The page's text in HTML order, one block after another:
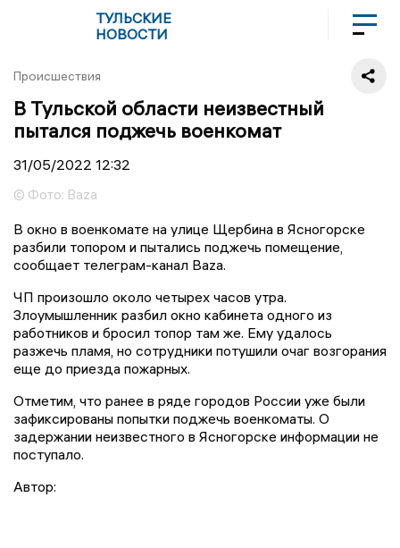
ТУЛЬСКИЕ
НОВОСТИ
Происшествия
В Тульской области неизвестный
пытался поджечь военкомат
31/05/2022 12:32
© Фото: Baza
В окно в военкомате на улице Щербина в Ясногорске
разбили топором и пытались поджечь помещение,
сообщает телеграм-канал Baza.
ЧП произошло около четырех часов утра.
Злоумышленник разбил окно кабинета одного из
работников и бросил топор там же. Ему удалось
разжечь пламя, но сотрудники потушили очаг возгорания
еще до приезда пожарных.
Отметим, что ранее в ряде городов России уже были
зафиксированы попытки поджечь военкоматы. О
задержании неизвестного в Ясногорске информации не
поступало.
Автор: